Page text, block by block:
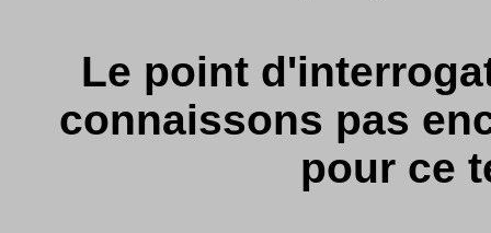
Le point
connaissons pas
pour ce